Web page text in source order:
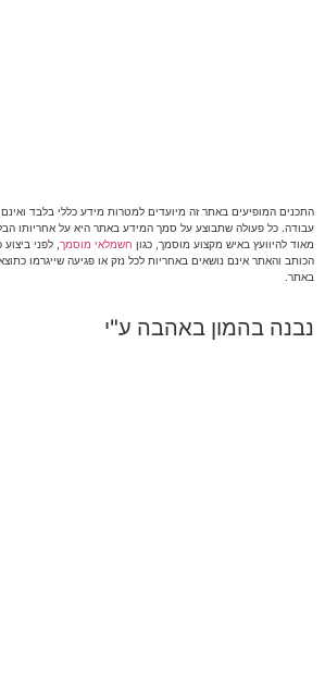
התכנים המופיעים באתר זה מיועדים למטרות מידע כללי בלבד ואינם
עבודה. כל פעולה שתבוצע על סמך המידע באתר היא על אחריותו
מאוד להיוועץ באיש מקצוע מוסמך, כגון חשמלאי מוסמך , לפני
הכותב והאתר אינם נושאים באחריות לכל נזק או פגיעה שייגרמו
באתר.
נבנה בהמון באהבה ע"י